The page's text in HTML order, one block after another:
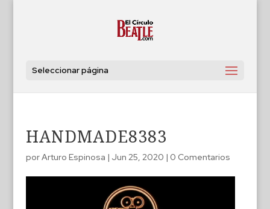
Seleccionar página
HANDMADE8383
porArturo Espinosa | Jun 25, 2020 | 0 Comentarios